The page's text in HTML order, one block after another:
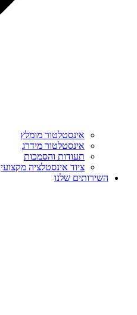
אינסטלטור מומלץ
אינסטלטור מידרג
תעודות והסמכות
ציוד אינסטלציה מקצועי
השירותים שלנו